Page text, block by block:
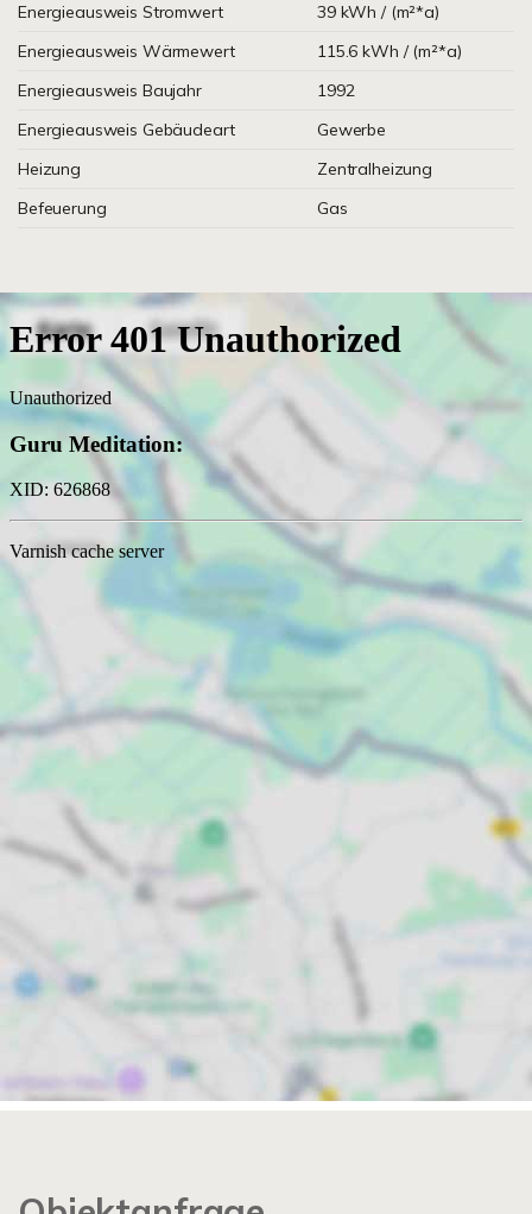
Energieausweis Stromwert
39 kWh / (m²*a)
Energieausweis Wärmewert
115.6 kWh / (m²*a)
Energieausweis Baujahr
1992
Energieausweis Gebäudeart
Gewerbe
Heizung
Zentralheizung
Befeuerung
Gas